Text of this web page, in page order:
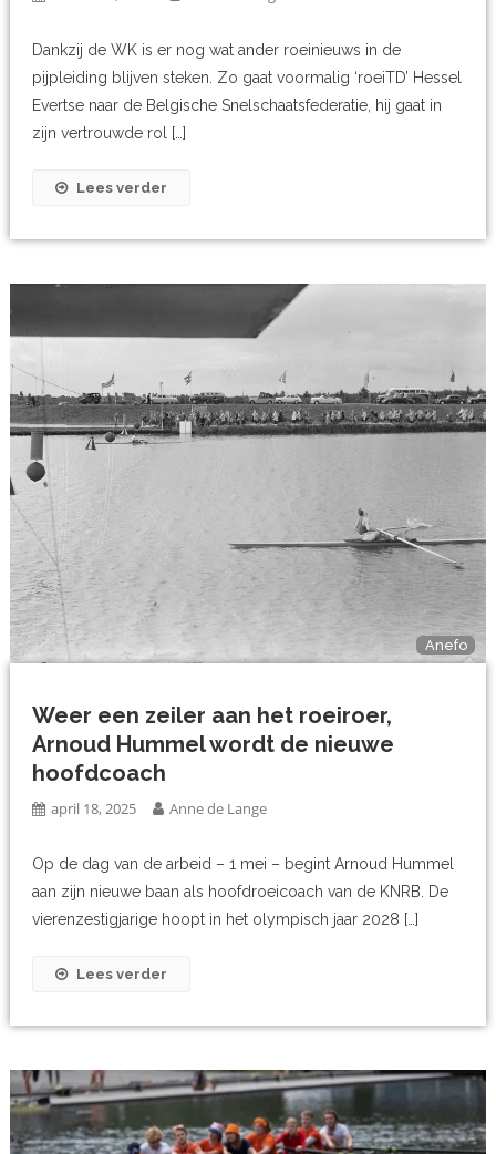
Dankzij de WK is er nog wat ander roeinieuws in de
pijpleiding blijven steken. Zo gaat voormalig ‘roeiTD’ Hessel
Evertse naar de Belgische Snelschaatsfederatie, hij gaat in
zijn vertrouwde rol […]
Lees verder
Anefo
Weer een zeiler aan het roeiroer,
Arnoud Hummel wordt de nieuwe
hoofdcoach
april 18, 2025 Anne de Lange
Op de dag van de arbeid – 1 mei – begint Arnoud Hummel
aan zijn nieuwe baan als hoofdroeicoach van de KNRB. De
vierenzestigjarige hoopt in het olympisch jaar 2028 […]
Lees verder